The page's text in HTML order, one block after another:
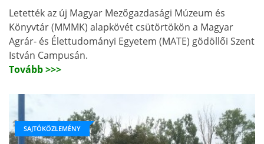
Letették az új Magyar Mezőgazdasági Múzeum és
Könyvtár (MMMK) alapkövét csütörtökön a Magyar
Agrár- és Élettudományi Egyetem (MATE) gödöllői Szent
István Campusán.
Tovább >>>
SAJTÓKÖZLEMÉNY